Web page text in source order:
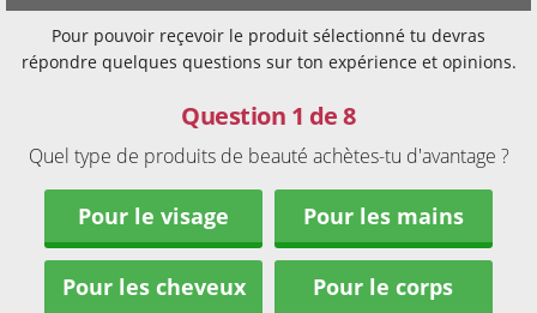
Pour pouvoir reçevoir le produit sélectionné tu devras
répondre quelques questions sur ton expérience et opinions.
Question 1 de 8
Quel type de produits de beauté achètes-tu d'avantage ?
Pour le visage Pour les mains
Pour les cheveux Pour le corps